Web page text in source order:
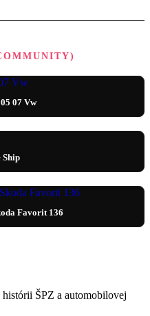
07 Vw
Ship
Favorit 136
ŠPZ a automobilovej